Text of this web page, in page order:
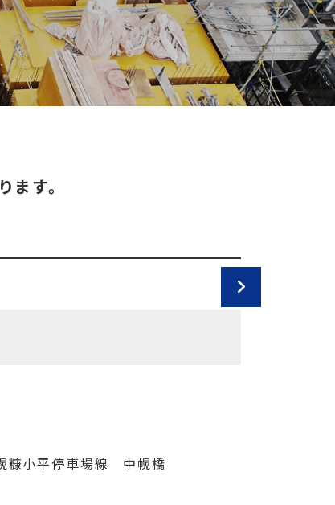
す。
糠小平停車場線 中幌橋